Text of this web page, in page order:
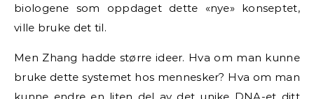
biologene som oppdaget dette «nye» konseptet,
ville bruke det til.
Men Zhang hadde større ideer. Hva om man kunne
bruke dette systemet hos mennesker? Hva om man